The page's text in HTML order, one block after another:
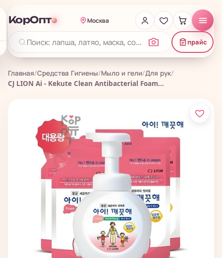
КорОпт Москва
прайс
Главная/Средства Гигиены/Мыло и гели/Для рук/
CJ LION Ai - Kekute Clean Antibacterial Foam...